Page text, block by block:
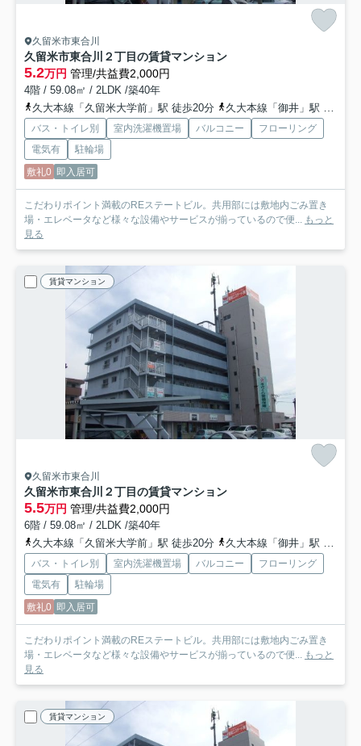
久留米市東合川
久留米市東合川２丁目の賃貸マンション
5.2万円 管理/共益費2,000円
4階 / 59.08㎡ / 2LDK /築40年
久大本線「久留米大学前」駅 徒歩20分
久大本線「御井」駅 徒歩29分
バス・トイレ別 室内洗濯機置場 バルコニー
フローリング
電気有
駐輪場
敷礼0 即入居可
こだわりポイント満載のREステートビル。共用部には敷地内ごみ置き
場・エレベータなど様々な設備やサービスが揃っているので便... もっと
見る
賃貸マンション
久留米市東合川
久留米市東合川２丁目の賃貸マンション
5.5万円 管理/共益費2,000円
6階 / 59.08㎡ / 2LDK /築40年
久大本線「久留米大学前」駅 徒歩20分
久大本線「御井」駅 徒歩29分
バス・トイレ別 室内洗濯機置場 バルコニー
フローリング
電気有
駐輪場
敷礼0 即入居可
こだわりポイント満載のREステートビル。共用部には敷地内ごみ置き
場・エレベータなど様々な設備やサービスが揃っているので便... もっと
見る
賃貸マンション